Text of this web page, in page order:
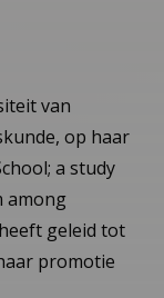
van
op haar
a study
among
geleid tot
promotie